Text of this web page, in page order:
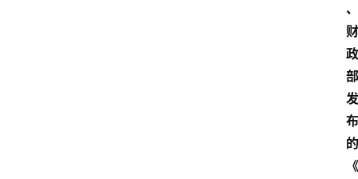
、
财
政
部
发
布
的
《